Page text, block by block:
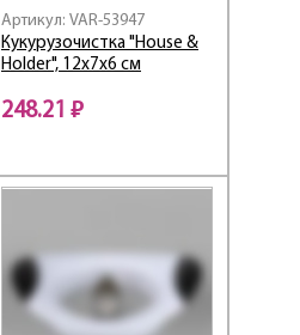
Артикул: VAR-53947
Кукурузочистка "House &
Holder", 12х7х6 см
248.21 ₽